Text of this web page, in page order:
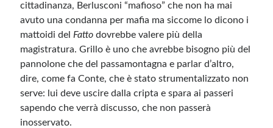
cittadinanza, Berlusconi “mafioso” che non ha mai
avuto una condanna per mafia ma siccome lo dicono i
mattoidi del Fatto dovrebbe valere più della
magistratura. Grillo è uno che avrebbe bisogno più del
pannolone che del passamontagna e parlar d’altro,
dire, come fa Conte, che è stato strumentalizzato non
serve: lui deve uscire dalla cripta e spara ai passeri
sapendo che verrà discusso, che non passerà
inosservato.